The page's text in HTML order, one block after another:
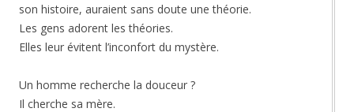
son histoire, auraient sans doute une théorie.
Les gens adorent les théories.
Elles leur évitent l’inconfort du mystère.
Un homme recherche la douceur ?
Il cherche sa mère.